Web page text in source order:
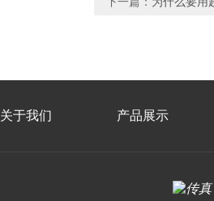
关于我们 产品展示